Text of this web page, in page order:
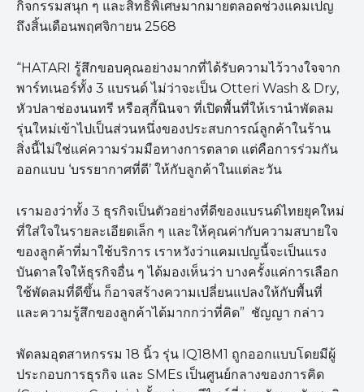
กิจกรรมสนุก ๆ และสิทธิพิเศษมากมายตลอดช่วงแคมเปญ
ถึงสิ้นเดือนพฤศจิกายน 2568
“HATARI รู้สึกขอบคุณอย่างมากที่ได้รับความไว้วางใจจาก
พาร์ทเนอร์ทั้ง 3 แบรนด์ ไม่ว่าจะเป็น Otteri Wash & Dry,
หัวปลาช่องนนทรี หรือสุกี้นินจา ที่เปิดพื้นที่ให้เรานำพัดลม
รุ่นใหม่เข้าไปเป็นส่วนหนึ่งของประสบการณ์ลูกค้าในร้าน
สิ่งนี้ไม่ใช่แค่ความร่วมมือทางการตลาด แต่คือการร่วมกัน
ออกแบบ ‘บรรยากาศที่ดี’ ให้กับลูกค้าในแต่ละวัน
เรามองว่าทั้ง 3 ธุรกิจเป็นตัวอย่างที่ดีของแบรนด์ไทยยุคใหม่
ที่ใส่ใจในรายละเอียดเล็ก ๆ และให้คุณค่ากับความสบายใจ
ของลูกค้าที่มาใช้บริการ เราหวังว่าแคมเปญนี้จะเป็นแรง
บันดาลใจให้ธุรกิจอื่น ๆ ได้มองเห็นว่า บางครั้งแค่การเลือก
ใช้พัดลมที่ดีขึ้น ก็อาจสร้างความเปลี่ยนแปลงให้กับพื้นที่
และความรู้สึกของลูกค้าได้มากกว่าที่คิด” ชัญญา กล่าว
พัดลมอุตสาหกรรม 18 นิ้ว รุ่น IQ18M1 ถูกออกแบบโดยมีผู้
ประกอบการธุรกิจ และ SMEs เป็นศูนย์กลางของการคิด